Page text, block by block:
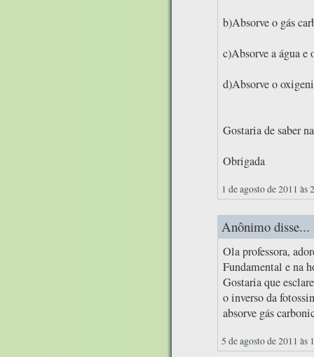
b)Absorve o gás
c)Absorve a água e
d)Absorve o
Gostaria de saber
Obrigada
1 de agosto de 2011 às
Anônimo disse...
Ola professora,
Fundamental e na
Gostaria que
o inverso da
absorve gás
5 de agosto de 2011 às